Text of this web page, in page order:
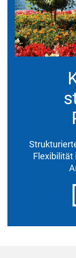
Flexibilität